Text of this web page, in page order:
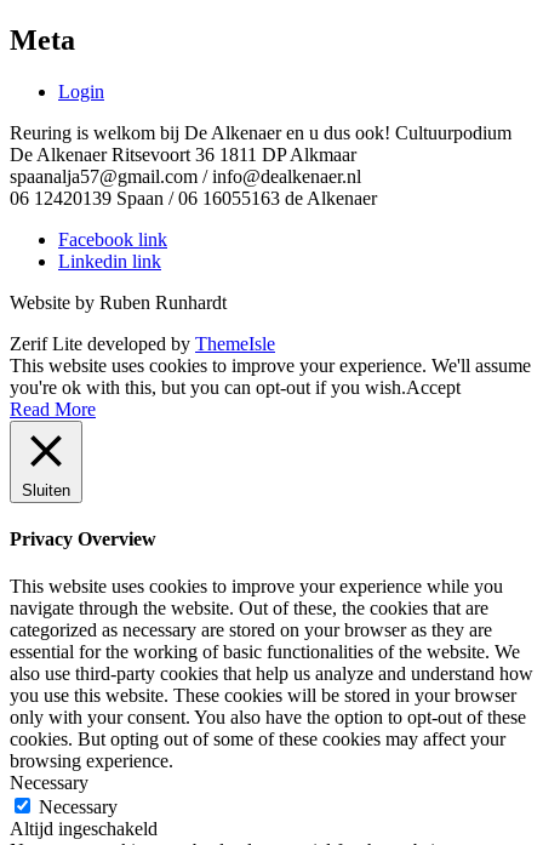
Meta
Login
Reuring is welkom bij De Alkenaer en u dus ook! Cultuurpodium
De Alkenaer Ritsevoort 36 1811 DP Alkmaar
spaanalja57@gmail.com / info@dealkenaer.nl
06 12420139 Spaan / 06 16055163 de Alkenaer
Facebook link
Linkedin link
Website by Ruben Runhardt
Zerif Lite developed by ThemeIsle
This website uses cookies to improve your experience. We'll assume
you're ok with this, but you can opt-out if you wish.Accept
Read More
Sluiten
Privacy Overview
This website uses cookies to improve your experience while you
navigate through the website. Out of these, the cookies that are
categorized as necessary are stored on your browser as they are
essential for the working of basic functionalities of the website. We
also use third-party cookies that help us analyze and understand how
you use this website. These cookies will be stored in your browser
only with your consent. You also have the option to opt-out of these
cookies. But opting out of some of these cookies may affect your
browsing experience.
Necessary
Necessary
Altijd ingeschakeld